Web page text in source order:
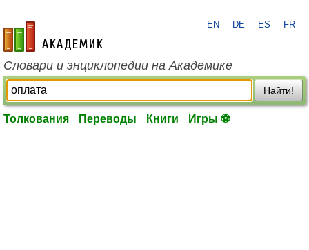
academic.ru
EN DE ES FR
Словари и энциклопедии на Академике
Найти!
Толкования Переводы Книги Игры ⚽